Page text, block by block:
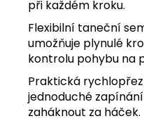
při každém kroku.
Flexibilní taneční
umožňuje plynulé
kontrolu pohybu na
Praktická
jednoduché
zaháknout za háček.